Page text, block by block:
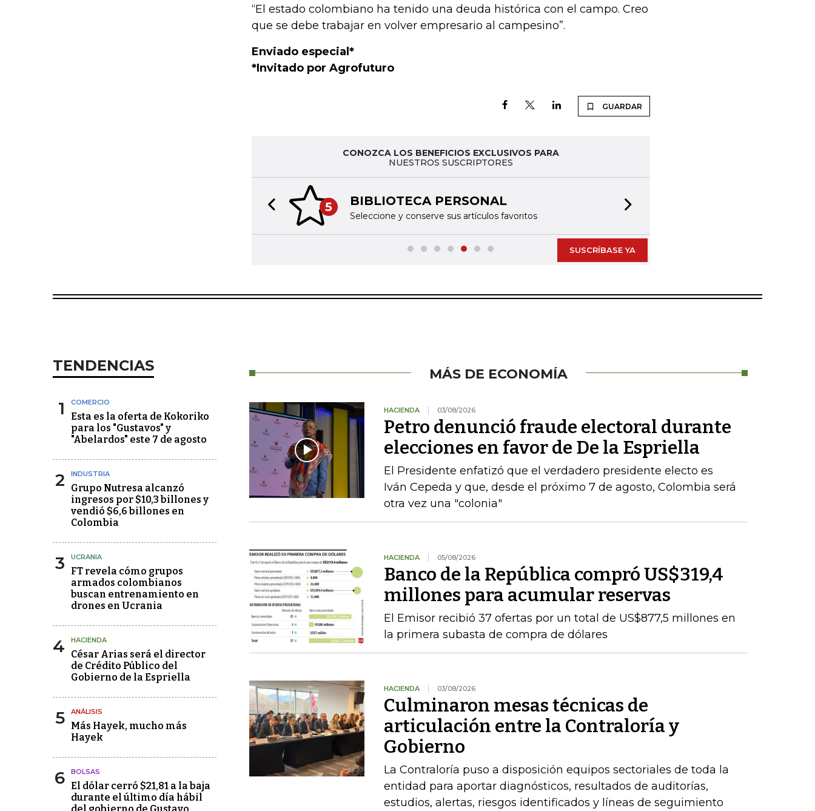
“El estado colombiano ha tenido una deuda histórica con el campo. Creo
que se debe trabajar en volver empresario al campesino”.
Enviado especial*
*Invitado por Agrofuturo
GUARDAR
CONOZCA LOS BENEFICIOS EXCLUSIVOS PARA
NUESTROS SUSCRIPTORES
5 BIBLIOTECA PERSONAL
Seleccione y conserve sus artículos favoritos
Previous slide
SUSCRÍBASE YA
TENDENCIAS
1 COMERCIO
Esta es la oferta de Kokoriko
para los "Gustavos" y
"Abelardos" este 7 de agosto
2 INDUSTRIA
Grupo Nutresa alcanzó
ingresos por $10,3 billones y
vendió $6,6 billones en
Colombia
3 UCRANIA
FT revela cómo grupos
armados colombianos
buscan entrenamiento en
drones en Ucrania
4 HACIENDA
César Arias será el director
de Crédito Público del
Gobierno de la Espriella
5 ANÁLISIS
Más Hayek, mucho más
Hayek
6 BOLSAS
El dólar cerró $21,81 a la baja
durante el último día hábil
MÁS DE ECONOMÍA
HACIENDA 03/08/2026
Petro denunció fraude electoral durante
elecciones en favor de De la Espriella
El Presidente enfatizó que el verdadero presidente electo es
Iván Cepeda y que, desde el próximo 7 de agosto, Colombia será
otra vez una "colonia"
HACIENDA 05/08/2026
Banco de la República compró US$319,4
millones para acumular reservas
El Emisor recibió 37 ofertas por un total de US$877,5 millones en
la primera subasta de compra de dólares
HACIENDA 03/08/2026
Culminaron mesas técnicas de
articulación entre la Contraloría y
Gobierno
La Contraloría puso a disposición equipos sectoriales de toda la
entidad para aportar diagnósticos, resultados de auditorías,
estudios, alertas, riesgos identificados y líneas de seguimiento